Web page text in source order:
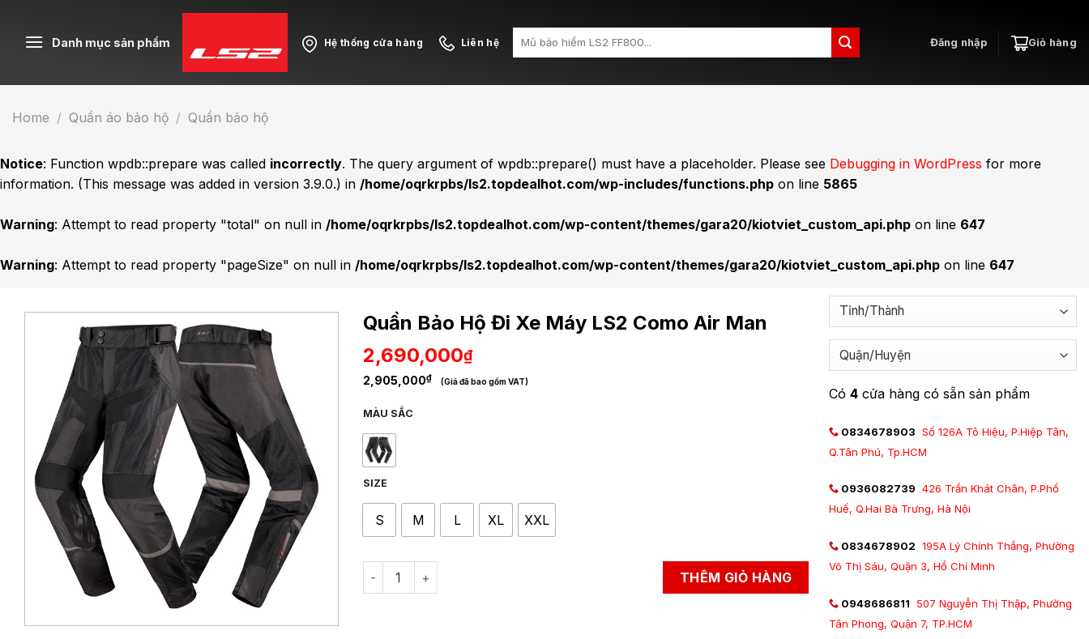
content
Danh mục sản phẩm Hệ thống cửa hàng Liên hệ
for:
Đăng nhập Giỏ hàng
Home / Quần áo bảo hộ / Quần bảo hộ
Notice: Function wpdb::prepare was called incorrectly. The query argument of wpdb::prepare() must have a placeholder. Please see Debugging in WordPress for more
information. (This message was added in version 3.9.0.) in /home/oqrkrpbs/ls2.topdealhot.com/wp-includes/functions.php on line 5865
Warning: Attempt to read property "total" on null in /home/oqrkrpbs/ls2.topdealhot.com/wp-content/themes/gara20/kiotviet_custom_api.php on line 647
Warning: Attempt to read property "pageSize" on null in /home/oqrkrpbs/ls2.topdealhot.com/wp-content/themes/gara20/kiotviet_custom_api.php on line 647
Quần Bảo Hộ Đi Xe Máy LS2 Como Air Man
2,690,000₫
2,905,000₫ (Giá đã bao gồm VAT)
MÀU SẮC
SIZE
S M L XL XXL
Quần Bảo Hộ Đi Xe Máy LS2 Como Air Man quantity THÊM GIỎ HÀNG
Có 4 cửa hàng có sẵn sản phẩm
0834678903 Số 126A Tô Hiệu, P.Hiệp Tân,
Q.Tân Phú, Tp.HCM
0936082739 426 Trần Khát Chân, P.Phố
Huế, Q.Hai Bà Trưng, Hà Nội
0834678902 195A Lý Chính Thắng, Phường
Võ Thị Sáu, Quận 3, Hồ Chí Minh
0948686811
507 Nguyễn Thị Thập, Phường
Tân Phong, Quận 7, TP.HCM